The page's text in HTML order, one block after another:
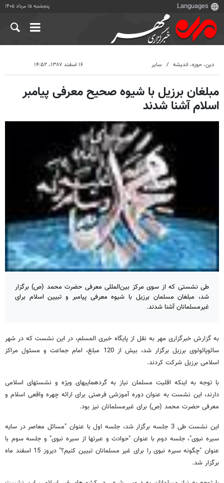
پنجشنبه ۱۵ مرداد ۱۴۰۵
دين، حوزه، انديشه سایر ۱۶ اسفند ۱۳۸۷، ۱۴:۵۲
مبلغان برزیل با شیوه صحیح معرفی پیامبر
اسلام آشنا شدند
طی نشستی که از سوی مرکز بین‌المللی معرفی حضرت محمد (ص) برگزار
شد، مبلغان مسلمان برزیل با شیوه معرفی پیامبر و تبیین اسلام برای
غیرمسلمانان آشنا شدند.
به گزارش خبرگزاری مهر به نقل از پایگاه خبری المسلم، در این نشست که در شهر
سائوپائولوی برزیل برگزار شد، بیش از 120 مبلغ، امام جماعت و مسئول مراکز
اسلامی برزیل شرکت کردند.
با توجه به اینکه اقلیت مسلمان نیاز به گردهماییهای ویژه و نشستهای اسلامی
دارند، این نشست به عنوان دوره آموزشی فرصتی برای ارائه چهره واقعی اسلام و
معرفی حضرت محمد (ص) برای غیرمسلمانان نیز بود.
این نشست طی 3 جلسه برگزار شد، جلسه اول با عنوان "مسائل معاصر در سایه
سیره نبوی"، جلسه دوم با عنوان "حوادث و عبرتها از سیره نبوی" و جلسه سوم با
عنوان "چگونه سیره نبوی را برای غیر مسلمانان تبیین کنیم؟" دیروز 15 اسفند ماه
برگزار شد.